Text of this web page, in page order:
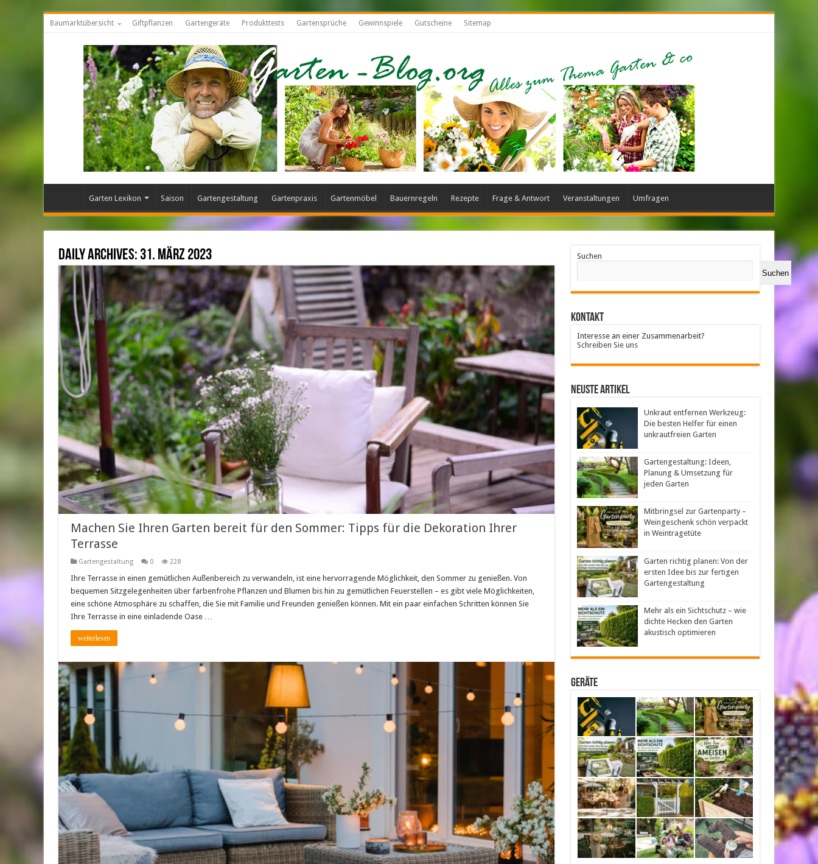
Baumarktübersicht Giftpflanzen Gartengeräte Produkttests Gartensprüche Gewinnspiele Gutscheine Sitemap
Garten Lexikon Saison Gartengestaltung Gartenpraxis Gartenmöbel Bauernregeln Rezepte Frage & Antwort Veranstaltungen Umfragen
Daily Archives:31. März 2023
Machen Sie Ihren Garten bereit für den Sommer: Tipps für die Dekoration Ihrer
Terrasse
Gartengestaltung 0 228
Ihre Terrasse in einen gemütlichen Außenbereich zu verwandeln, ist eine hervorragende Möglichkeit, den Sommer zu genießen. Von
bequemen Sitzgelegenheiten über farbenfrohe Pflanzen und Blumen bis hin zu gemütlichen Feuerstellen – es gibt viele Möglichkeiten,
eine schöne Atmosphäre zu schaffen, die Sie mit Familie und Freunden genießen können. Mit ein paar einfachen Schritten können Sie
Ihre Terrasse in eine einladende Oase …
weiterlesen
Suchen
Suchen
Kontakt
Interesse an einer Zusammenarbeit?
Schreiben Sie uns
neuste Artikel
Unkraut entfernen Werkzeug:
Die besten Helfer für einen
unkrautfreien Garten
Gartengestaltung: Ideen,
Planung & Umsetzung für
jeden Garten
Mitbringsel zur Gartenparty –
Weingeschenk schön verpackt
in Weintragetüte
Garten richtig planen: Von der
ersten Idee bis zur fertigen
Gartengestaltung
Mehr als ein Sichtschutz – wie
dichte Hecken den Garten
akustisch optimieren
Geräte